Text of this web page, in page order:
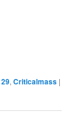
29,Criticalmass |